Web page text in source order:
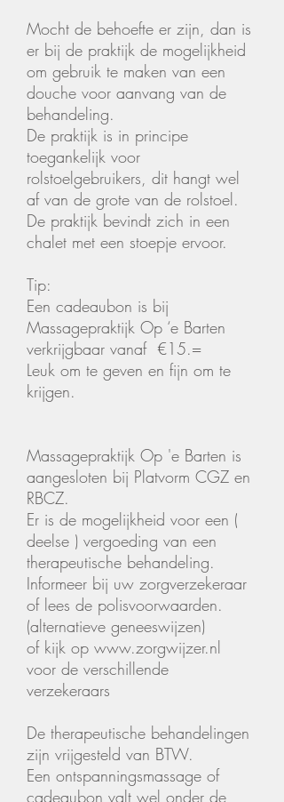
Mocht de behoefte er zijn, dan is
er bij de praktijk de mogelijkheid
om gebruik te maken van een
douche voor aanvang van de
behandeling.
De praktijk is in principe
toegankelijk voor
rolstoelgebruikers, dit hangt wel
af van de grote van de rolstoel.
De praktijk bevindt zich in een
chalet met een stoepje ervoor.
Tip:
Een cadeaubon is bij
Massagepraktijk Op ‘e Barten
verkrijgbaar vanaf €15.=
Leuk om te geven en fijn om te
krijgen.
Massagepraktijk Op 'e Barten is
aangesloten bij Platvorm CGZ en
RBCZ.
Er is de mogelijkheid voor een (
deelse ) vergoeding van een
therapeutische behandeling.
Informeer bij uw zorgverzekeraar
of lees de polisvoorwaarden.
(alternatieve geneeswijzen)
of kijk op www.zorgwijzer.nl
voor de verschillende
verzekeraars
De therapeutische behandelingen
zijn vrijgesteld van BTW.
Een ontspanningsmassage of
cadeaubon valt wel onder de